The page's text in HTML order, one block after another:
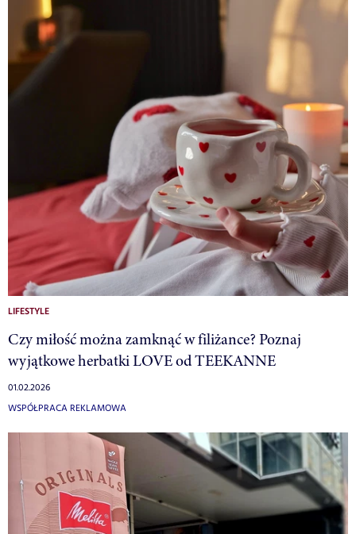
LIFESTYLE
Czy miłość można zamknąć w filiżance? Poznaj
wyjątkowe herbatki LOVE od TEEKANNE
01.02.2026
WSPÓŁPRACA REKLAMOWA